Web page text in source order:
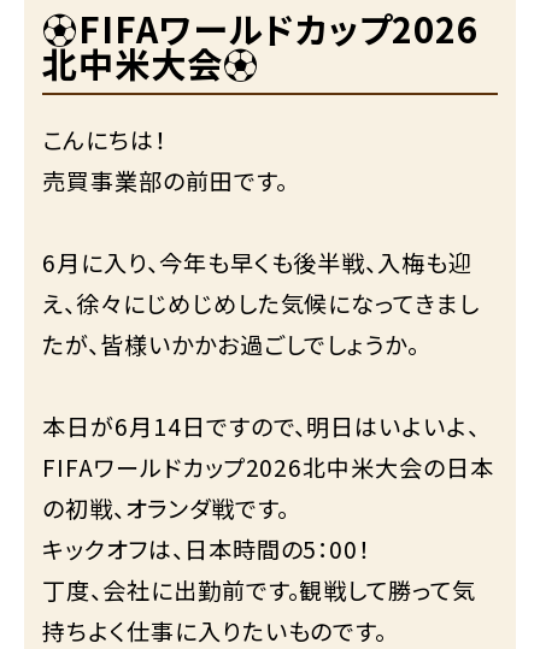
⚽FIFAワールドカップ2026
北中米大会⚽
こんにちは！
売買事業部の前田です。
6月に入り、今年も早くも後半戦、入梅も迎
え、徐々にじめじめした気候になってきまし
たが、皆様いかかお過ごしでしょうか。
本日が6月14日ですので、明日はいよいよ、
FIFAワールドカップ2026北中米大会の日本
の初戦、オランダ戦です。
キックオフは、日本時間の5：00！
丁度、会社に出勤前です。観戦して勝って気
持ちよく仕事に入りたいものです。